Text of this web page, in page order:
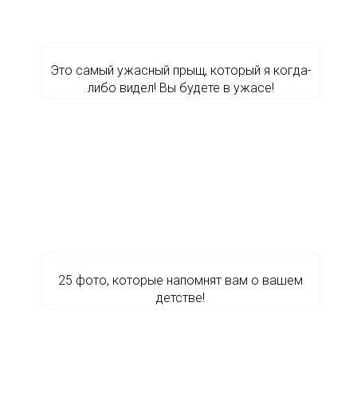
Это самый ужасный прыщ, который я когда-
либо видел! Вы будете в ужасе!
25 фото, которые напомнят вам о вашем
детстве!